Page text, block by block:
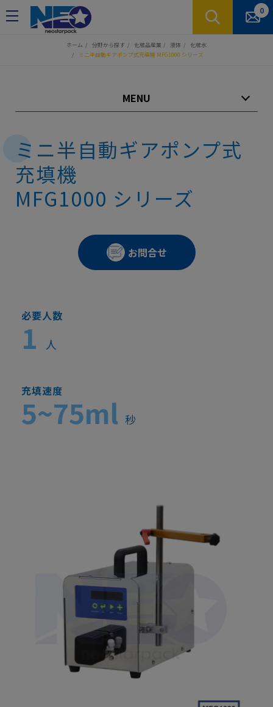
0
ホーム 分野から探す 化粧品産業 液体
化粧水
ミニ半自動ギアポンプ式充填機 MFG1000 シリーズ
MENU
ミニ半自動ギアポンプ式
充填機
MFG1000 シリーズ
お問合せ
必要人数
1 人
充填速度
5~75ml 秒
クッキー利用の管理について